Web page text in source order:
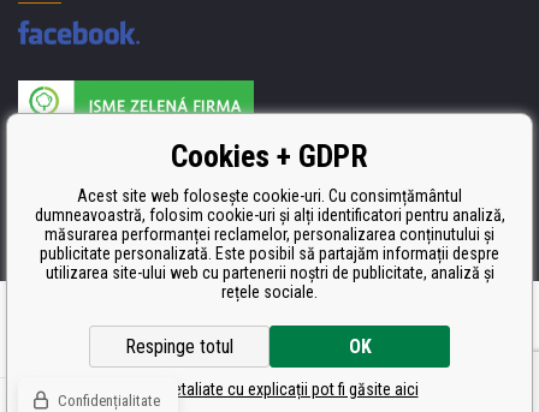
Producătorul umpluturii de rezervă este certificat
ISO 9001, ISO 14001 şi STMC.
Ecommerce solutionsBINARGON.cz
Cookies + GDPR
Acest site web folosește cookie-uri. Cu consimțământul
dumneavoastră, folosim cookie-uri și alți identificatori pentru analiză,
măsurarea performanței reclamelor, personalizarea conținutului și
publicitate personalizată. Este posibil să partajăm informații despre
utilizarea site-ului web cu partenerii noștri de publicitate, analiză și
rețele sociale.
Respinge totul OK
Setări detaliate cu explicații pot fi găsite aici
Confidențialitate